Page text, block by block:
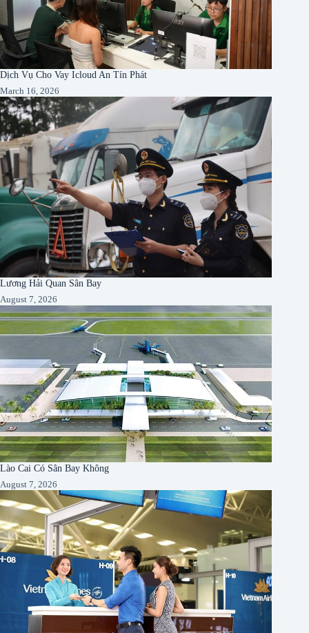
Dịch Vụ Cho Vay Icloud An Tín Phát
March 16, 2026
Lương Hải Quan Sân Bay
August 7, 2026
Lào Cai Có Sân Bay Không
August 7, 2026